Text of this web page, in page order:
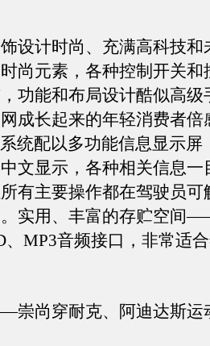
计时尚、充满高科技和
尚元素，各种控制开关和
功能和布局设计酷似高级
成长起来的年轻消费者倍
统配以多功能信息显示屏
文显示，各种相关信息一
有主要操作都在驾驶员可
实用、丰富的存贮空间
、MP3音频接口，非常适
尚穿耐克、阿迪达斯运